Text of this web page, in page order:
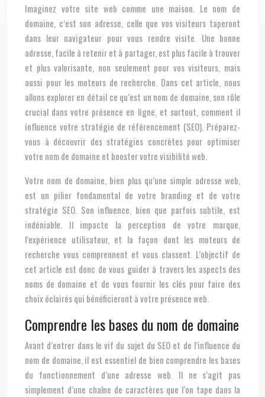
Imaginez votre site web comme une maison. Le nom de
domaine, c’est son adresse, celle que vos visiteurs taperont
dans leur navigateur pour vous rendre visite. Une bonne
adresse, facile à retenir et à partager, est plus facile à trouver
et plus valorisante, non seulement pour vos visiteurs, mais
aussi pour les moteurs de recherche. Dans cet article, nous
allons explorer en détail ce qu’est un nom de domaine, son rôle
crucial dans votre présence en ligne, et surtout, comment il
influence votre stratégie de référencement (SEO). Préparez-
vous à découvrir des stratégies concrètes pour optimiser
votre nom de domaine et booster votre visibilité web.
Votre nom de domaine, bien plus qu’une simple adresse web,
est un pilier fondamental de votre branding et de votre
stratégie SEO. Son influence, bien que parfois subtile, est
indéniable. Il impacte la perception de votre marque,
l’expérience utilisateur, et la façon dont les moteurs de
recherche vous comprennent et vous classent. L’objectif de
cet article est donc de vous guider à travers les aspects des
noms de domaine et de vous fournir les clés pour faire des
choix éclairés qui bénéficieront à votre présence web.
Comprendre les bases du nom de domaine
Avant d’entrer dans le vif du sujet du SEO et de l’influence du
nom de domaine, il est essentiel de bien comprendre les bases
du fonctionnement d’une adresse web. Il ne s’agit pas
simplement d’une chaîne de caractères que l’on tape dans la